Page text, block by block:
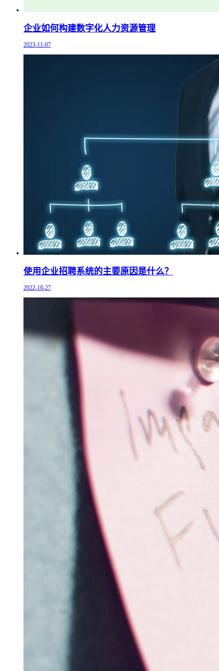
企业如何构建数字化人力资源管理
2023-11-07
使用企业招聘系统的主要原因是什么？
2022-10-27